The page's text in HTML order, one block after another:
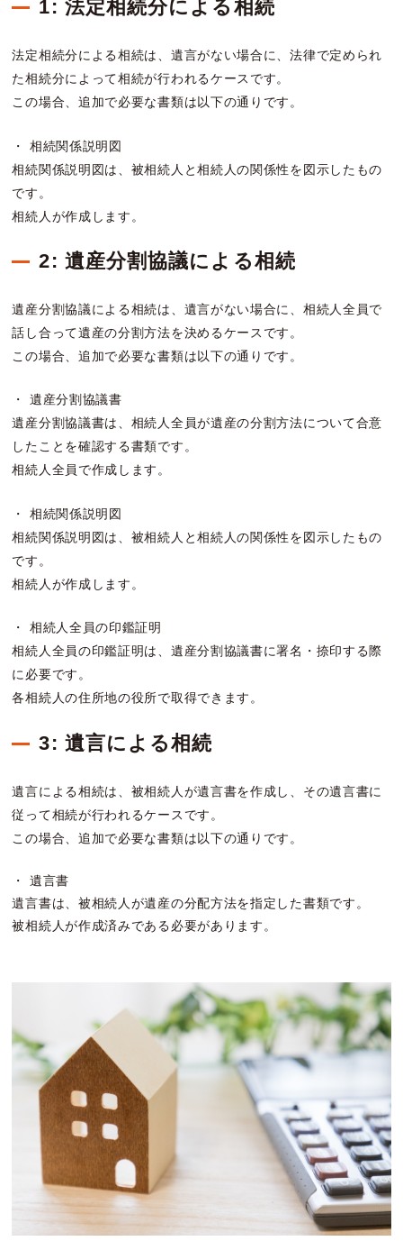
1: 法定相続分による相続
法定相続分による相続は、遺言がない場合に、法律で定められ
た相続分によって相続が行われるケースです。
この場合、追加で必要な書類は以下の通りです。
・ 相続関係説明図
相続関係説明図は、被相続人と相続人の関係性を図示したもの
です。
相続人が作成します。
2: 遺産分割協議による相続
遺産分割協議による相続は、遺言がない場合に、相続人全員で
話し合って遺産の分割方法を決めるケースです。
この場合、追加で必要な書類は以下の通りです。
・ 遺産分割協議書
遺産分割協議書は、相続人全員が遺産の分割方法について合意
したことを確認する書類です。
相続人全員で作成します。
・ 相続関係説明図
相続関係説明図は、被相続人と相続人の関係性を図示したもの
です。
相続人が作成します。
・ 相続人全員の印鑑証明
相続人全員の印鑑証明は、遺産分割協議書に署名・捺印する際
に必要です。
各相続人の住所地の役所で取得できます。
3: 遺言による相続
遺言による相続は、被相続人が遺言書を作成し、その遺言書に
従って相続が行われるケースです。
この場合、追加で必要な書類は以下の通りです。
・ 遺言書
遺言書は、被相続人が遺産の分配方法を指定した書類です。
被相続人が作成済みである必要があります。